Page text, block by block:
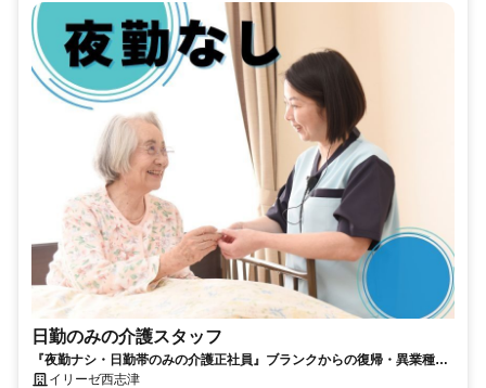
日勤のみの介護スタッフ
『夜勤ナシ・日勤帯のみの介護正社員』ブランクからの復帰・異業種か
らの転職も大歓迎です！
イリーゼ西志津